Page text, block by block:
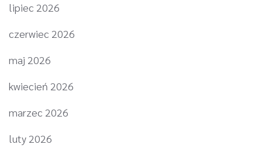
lipiec 2026
czerwiec 2026
maj 2026
kwiecień 2026
marzec 2026
luty 2026